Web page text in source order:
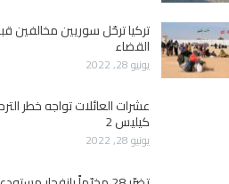
تركيا ترحّل سوريين مخالفين
القضاء
يونيو 28, 2022
عشرات العائلات تواجه خطر
كيليس 2
يونيو 28, 2022